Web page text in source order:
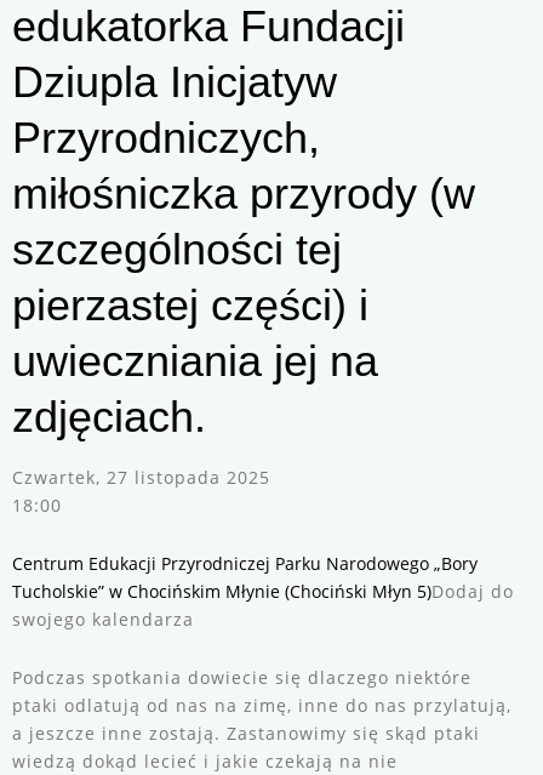
edukatorka Fundacji
Dziupla Inicjatyw
Przyrodniczych,
miłośniczka przyrody (w
szczególności tej
pierzastej części) i
uwieczniania jej na
zdjęciach.
Czwartek, 27 listopada 2025
18:00
Centrum Edukacji Przyrodniczej Parku Narodowego „Bory
Tucholskie” w Chocińskim Młynie (Chociński Młyn 5)Dodaj do
swojego kalendarza
Podczas spotkania dowiecie się dlaczego niektóre
ptaki odlatują od nas na zimę, inne do nas przylatują,
a jeszcze inne zostają. Zastanowimy się skąd ptaki
wiedzą dokąd lecieć i jakie czekają na nie